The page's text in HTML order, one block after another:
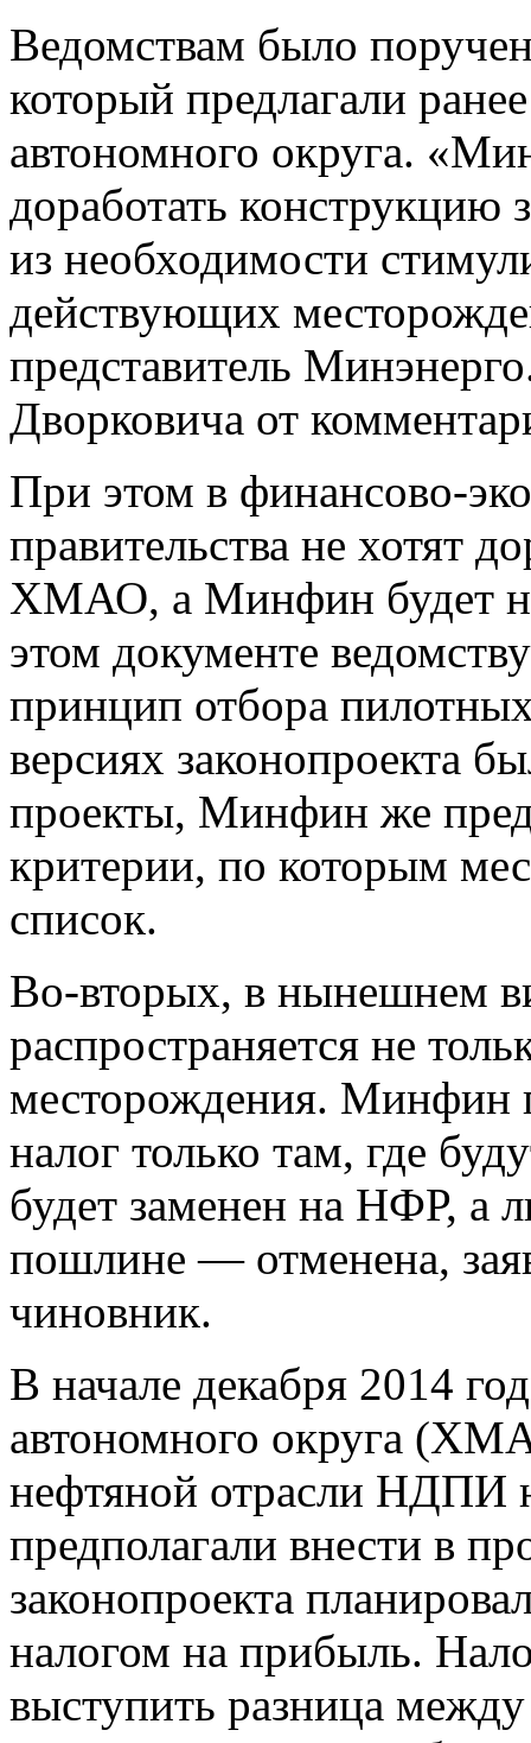
Ведомствам было
который предлагали
автономного округа.
доработать конструкцию
из необходимости
действующих
представитель
Дворковича от
При этом в финансово-
правительства не хотят
ХМАО, а Минфин будет
этом документе
принцип отбора
версиях законопроекта
проекты, Минфин же
критерии, по которым
список.
Во-вторых, в нынешнем
распространяется не
месторождения. Минфин
налог только там, где
будет заменен на НФР, а
пошлине — отменена,
чиновник.
В начале декабря 2014
автономного округа
нефтяной отрасли НДПИ
предполагали внести в
законопроекта
налогом на прибыль.
выступить разница